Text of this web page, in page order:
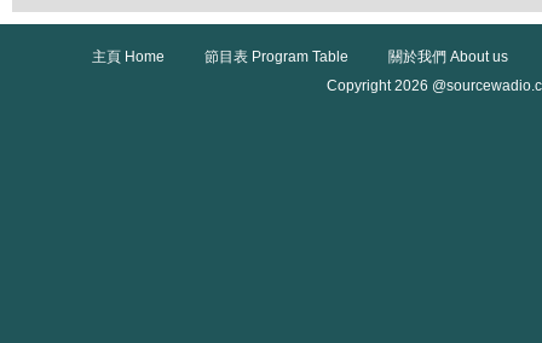
主頁 Home 節目表 Program Table
關於我們 About us
Copyright 2026